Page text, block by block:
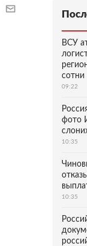
ВСУ
сотни
09:22
фото
10:35
10:35